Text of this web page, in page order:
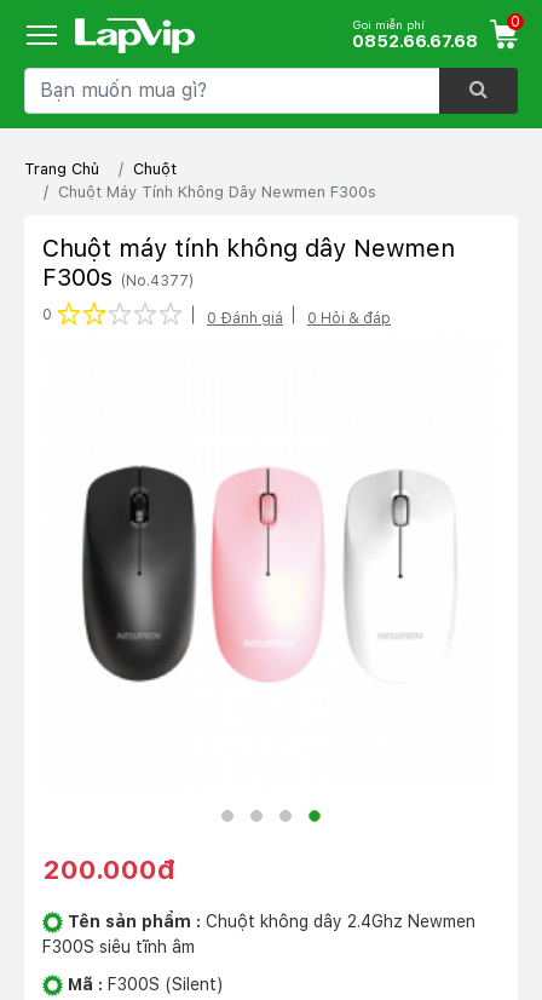
Gọi miễn phí
0852.66.67.68
0
Trang Chủ
Chuột
Chuột Máy Tính Không Dây Newmen F300s
Chuột máy tính không dây Newmen
F300s
(No.4377)
0
5 stars
4 stars
3 stars
2 stars
1 star 0 Đánh giá 0 Hỏi & đáp
200.000đ
Tên sản phẩm : Chuột không dây 2.4Ghz Newmen
F300S siêu tĩnh âm
Mã : F300S (Silent)